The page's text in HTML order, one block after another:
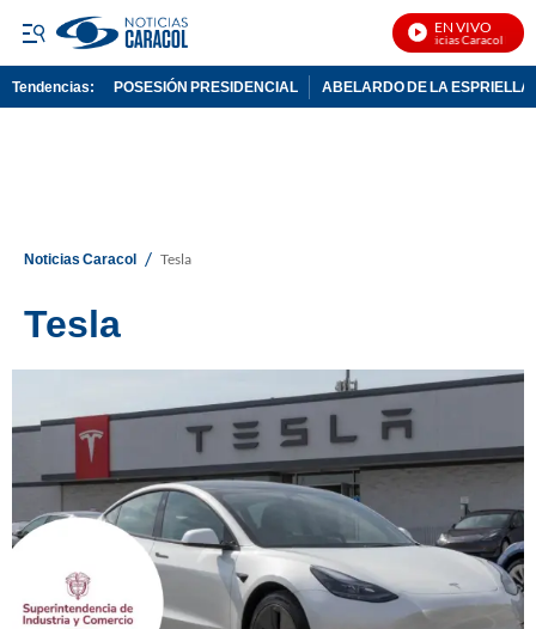
EN VIVO
Noticias Caracol En Vivo
Tendencias: POSESIÓN PRESIDENCIAL ABELARDO DE LA ESPRIELLA
Noticias Caracol / Tesla
Tesla